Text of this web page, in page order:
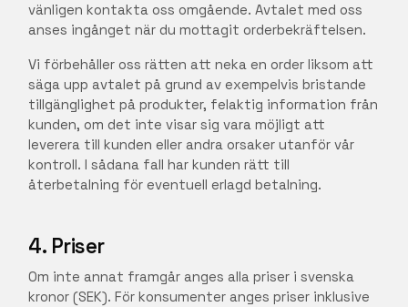
vänligen kontakta oss omgående. Avtalet med oss
anses ingånget när du mottagit orderbekräftelsen.
Vi förbehåller oss rätten att neka en order liksom att
säga upp avtalet på grund av exempelvis bristande
tillgänglighet på produkter, felaktig information från
kunden, om det inte visar sig vara möjligt att
leverera till kunden eller andra orsaker utanför vår
kontroll. I sådana fall har kunden rätt till
återbetalning för eventuell erlagd betalning.
4. Priser
Om inte annat framgår anges alla priser i svenska
kronor (SEK). För konsumenter anges priser inklusive